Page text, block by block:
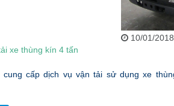
10/01/2018
xe thùng kín 4 tấn
cung cấp dịch vụ vận tải sử dụng xe